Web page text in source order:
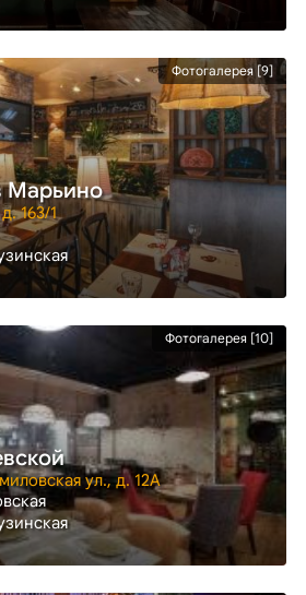
Фотогалерея [9]
163/1
Фотогалерея [10]
ул., д. 12А